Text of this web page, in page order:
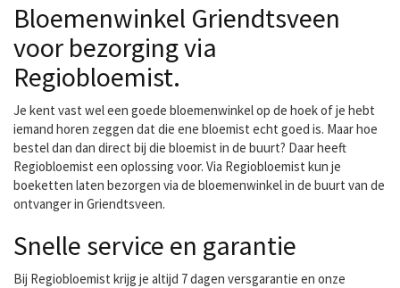
particulier.
Bloemenwinkel Griendtsveen
voor bezorging via
Regiobloemist.
Je kent vast wel een goede bloemenwinkel op de hoek of je hebt
iemand horen zeggen dat die ene bloemist echt goed is. Maar hoe
bestel dan dan direct bij die bloemist in de buurt? Daar heeft
Regiobloemist een oplossing voor. Via Regiobloemist kun je
boeketten laten bezorgen via de bloemenwinkel in de buurt van de
ontvanger in Griendtsveen.
Snelle service en garantie
Bij Regiobloemist krijg je altijd 7 dagen versgarantie en onze